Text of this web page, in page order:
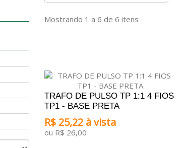
Mostrando 1 a 6 de 6 itens
TRAFO DE PULSO TP 1:1 4 FIOS
TP1 - BASE PRETA
R$ 25,22 à vista
ou R$ 26,00